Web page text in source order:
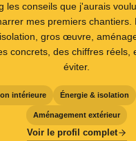
les conseils que j'aurais
mes premiers chantiers.
gros œuvre,
concrets, des chiffres réels,
éviter.
intérieure Énergie & isolation
Aménagement extérieur
Voir le profil complet